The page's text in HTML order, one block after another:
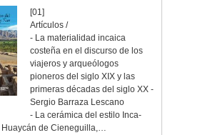
[01]
Artículos /
- La materialidad incaica
costeña en el discurso de los
viajeros y arqueólogos
pioneros del siglo XIX y las
primeras décadas del siglo XX -
Sergio Barraza Lescano
- La cerámica del estilo Inca-
Huaycán de Cieneguilla,…